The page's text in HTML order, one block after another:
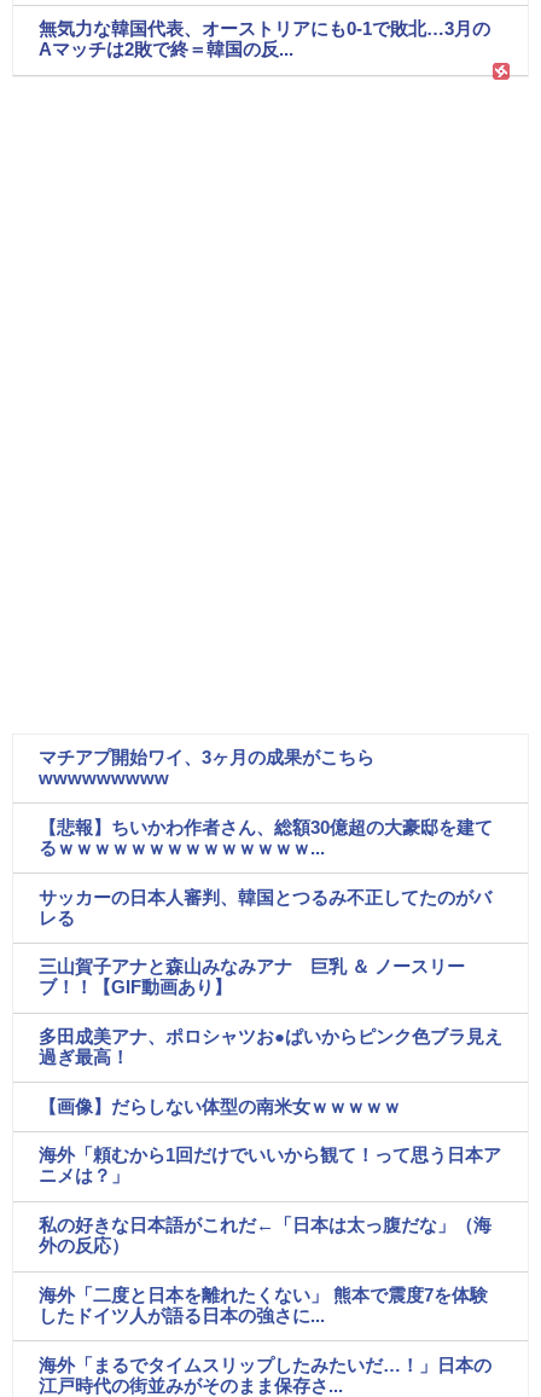
無気力な韓国代表、オーストリアにも0-1で敗北…3月の
Aマッチは2敗で終＝韓国の反...
マチアプ開始ワイ、3ヶ月の成果がこちら
wwwwwwwww
【悲報】ちいかわ作者さん、総額30億超の大豪邸を建て
るｗｗｗｗｗｗｗｗｗｗｗｗｗｗ...
サッカーの日本人審判、韓国とつるみ不正してたのがバ
レる
三山賀子アナと森山みなみアナ 巨乳 ＆ ノースリー
ブ！！【GIF動画あり】
多田成美アナ、ポロシャツお●ぱいからピンク色ブラ見え
過ぎ最高！
【画像】だらしない体型の南米女ｗｗｗｗｗ
海外「頼むから1回だけでいいから観て！って思う日本ア
ニメは？」
私の好きな日本語がこれだ←「日本は太っ腹だな」（海
外の反応）
海外「二度と日本を離れたくない」 熊本で震度7を体験
したドイツ人が語る日本の強さに...
海外「まるでタイムスリップしたみたいだ…！」日本の
江戸時代の街並みがそのまま保存さ...